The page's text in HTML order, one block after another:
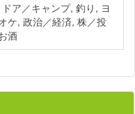
ア／キャンプ, 釣り, ヨ
ケ, 政治／経済, 株／投
酒